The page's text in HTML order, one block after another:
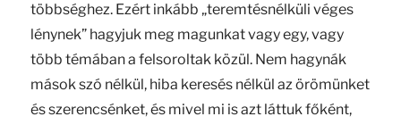
többséghez. Ezért inkább „teremtésnélküli véges
lénynek” hagyjuk meg magunkat vagy egy, vagy
több témában a felsoroltak közül. Nem hagynák
mások szó nélkül, hiba keresés nélkül az örömünket
és szerencsénket, és mivel mi is azt láttuk főként,